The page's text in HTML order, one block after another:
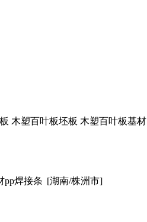
木塑百叶板坯板 木塑百叶板基材
pp焊接条 [湖南/株洲市]